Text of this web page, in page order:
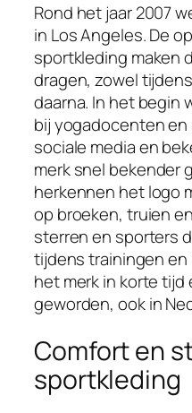
Rond het jaar 2007
in Los Angeles. De
sportkleding maken
dragen, zowel
daarna. In het begin
bij yogadocenten
sociale media en
merk snel bekender
herkennen het logo
op broeken, truien
sterren en sporters
tijdens trainingen en
het merk in korte
geworden, ook in
Comfort en
sportkleding